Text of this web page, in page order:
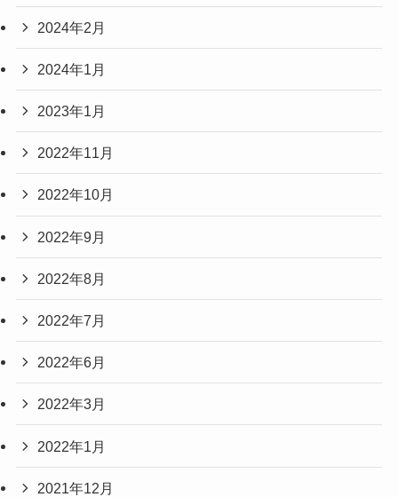
2024年2月
2024年1月
2023年1月
2022年11月
2022年10月
2022年9月
2022年8月
2022年7月
2022年6月
2022年3月
2022年1月
2021年12月